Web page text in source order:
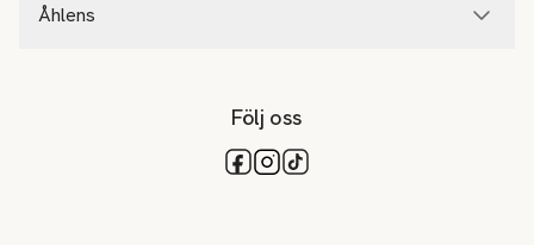
Åhlens
Följ oss